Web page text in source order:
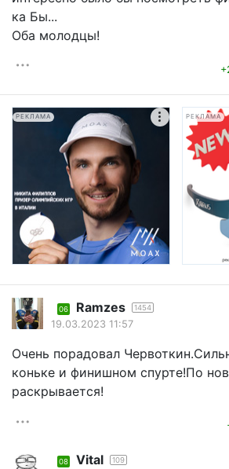
ка Бы...
Оба молодцы!
РЕКЛАМА РЕКЛАМА
06 Ramzes 1454
19.03.2023 11:57
Очень порадовал
коньке и финишном спурте!По
раскрывается!
08 Vital 109